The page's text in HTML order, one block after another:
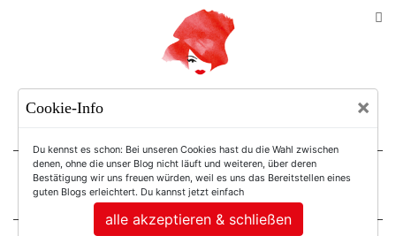
For Women. Not Girls.
Cookie-Info ×
Du kennst es schon: Bei unseren Cookies hast du die Wahl zwischen
denen, ohne die unser Blog nicht läuft und weiteren, über deren
Bestätigung wir uns freuen würden, weil es uns das Bereitstellen eines
guten Blogs erleichtert. Du kannst jetzt einfach
alle akzeptieren & schließen